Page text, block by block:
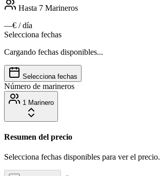
Hasta 7 Marineros
—€ / día
Selecciona fechas
Cargando fechas disponibles...
Selecciona fechas
Número de marineros
1 Marinero
Resumen del precio
Selecciona fechas disponibles para ver el precio.